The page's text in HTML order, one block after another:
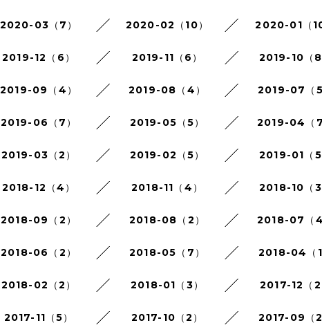
2020-03（7） 2020-02（10） 2020-01（10
2019-12（6） 2019-11（6） 2019-10（8
2019-09（4） 2019-08（4） 2019-07（5
2019-06（7） 2019-05（5） 2019-04（7
2019-03（2） 2019-02（5） 2019-01（5
2018-12（4） 2018-11（4） 2018-10（3
2018-09（2） 2018-08（2） 2018-07（4
2018-06（2） 2018-05（7） 2018-04（1
2018-02（2） 2018-01（3） 2017-12（2
2017-11（5） 2017-10（2） 2017-09（2